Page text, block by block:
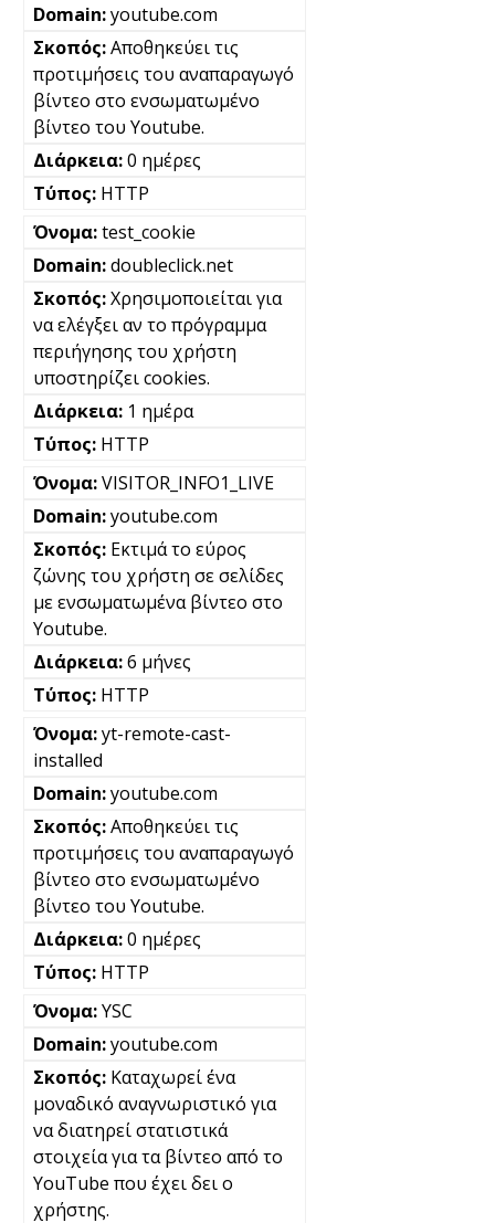
youtube.com
Αποθηκεύει τις
προτιμήσεις του αναπαραγωγό
βίντεο στο ενσωματωμένο
βίντεο του Youtube.
0 ημέρες
HTTP
test_cookie
doubleclick.net
Χρησιμοποιείται για
να ελέγξει αν το πρόγραμμα
περιήγησης του χρήστη
υποστηρίζει cookies.
1 ημέρα
HTTP
VISITOR_INFO1_LIVE
youtube.com
Εκτιμά το εύρος
ζώνης του χρήστη σε σελίδες
με ενσωματωμένα βίντεο στο
Youtube.
6 μήνες
HTTP
yt-remote-cast-
installed
youtube.com
Αποθηκεύει τις
προτιμήσεις του αναπαραγωγό
βίντεο στο ενσωματωμένο
βίντεο του Youtube.
0 ημέρες
HTTP
YSC
youtube.com
Καταχωρεί ένα
μοναδικό αναγνωριστικό για
να διατηρεί στατιστικά
στοιχεία για τα βίντεο από το
YouTube που έχει δει ο
χρήστης.